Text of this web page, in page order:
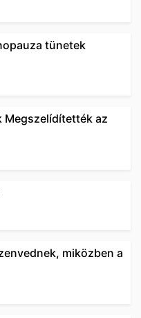
tünetek
Megszelídítették az
miközben a